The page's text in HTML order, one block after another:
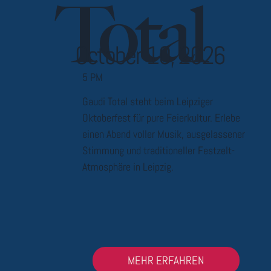
Total
October 10, 2026
5 PM
Gaudi Total steht beim Leipziger
Oktoberfest für pure Feierkultur. Erlebe
einen Abend voller Musik, ausgelassener
Stimmung und traditioneller Festzelt-
Atmosphäre in Leipzig.
MEHR ERFAHREN